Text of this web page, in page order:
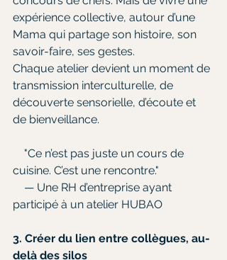
expérience collective, autour d’une
Mama qui partage son histoire, son
savoir-faire, ses gestes.
Chaque atelier devient un moment de
transmission interculturelle, de
découverte sensorielle, d’écoute et
de bienveillance.
cuisine. C’est une rencontre."
participé à un atelier HUBAO
3. Créer du lien entre collègues, au-
delà des silos